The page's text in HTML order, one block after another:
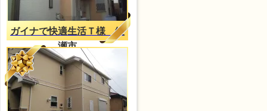
ガイナで快適生活Ｔ様 綾
瀬市